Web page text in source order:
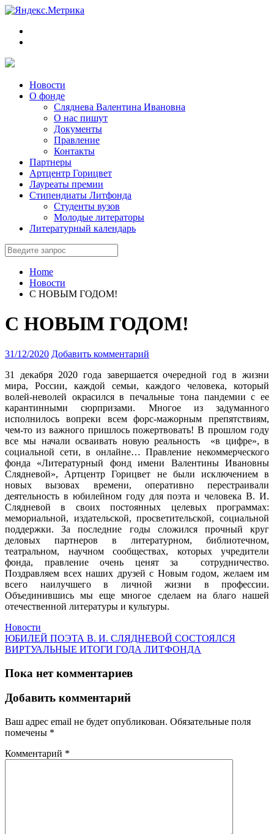
Новости
О фонде
Сляднева Валентина Ивановна
О нас пишут
Документы
Правление
Контакты
Партнеры
Артцентр Горицвет
Лауреаты премии
Стипендиаты Литфонда
Студенты вузов
Молодые литераторы
Литературный календарь
Home
Новости
С НОВЫМ ГОДОМ!
С НОВЫМ ГОДОМ!
31/12/2020 Добавить комментарий
31 декабря 2020 года завершается очередной год в жизни
мира, России, каждой семьи, каждого человека, который
волей-неволей окрасился в печальные тона пандемии с ее
карантинными сюрпризами. Многое из задуманного
исполнилось вопреки всем форс-мажорным препятствиям,
чем-то из важного пришлось пожертвовать! В прошлом году
все мы начали осваивать новую реальность «в цифре», в
социальной сети, в онлайне… Правление некоммерческого
фонда «Литературный фонд имени Валентины Ивановны
Слядневой», Артцентр Горицвет не были исключением в
новых вызовах времени, оперативно перестраивали
деятельность в юбилейном году для поэта и человека В. И.
Слядневой в своих постоянных целевых программах:
мемориальной, издательской, просветительской, социальной
поддержки. За последние годы сложился прочный круг
деловых партнеров в литературном, библиотечном,
театральном, научном сообществах, которых учредители
фонда, правление очень ценят за сотрудничество.
Поздравляем всех наших друзей с Новым годом, желаем им
всего наилучшего в личной жизни в профессии.
Объединившись мы еще многое сделаем на благо нашей
отечественной литературы и культуры.
Новости
ЮБИЛЕЙ ПОЭТА В. И. СЛЯДНЕВОЙ СОСТОЯЛСЯ
ВИРТУАЛЬНЫЕ ИТОГИ ГОДА ЛИТФОНДА
Пока нет комментариев
Добавить комментарий
Ваш адрес email не будет опубликован. Обязательные поля
помечены *
Комментарий *